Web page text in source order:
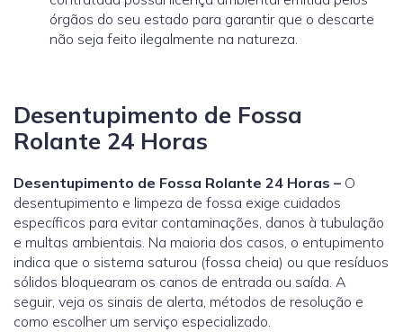
órgãos do seu estado para garantir que o descarte
não seja feito ilegalmente na natureza.
Desentupimento de Fossa
Rolante 24 Horas
Desentupimento de Fossa Rolante 24 Horas – O
desentupimento e limpeza de fossa exige cuidados
específicos para evitar contaminações, danos à tubulação
e multas ambientais. Na maioria dos casos, o entupimento
indica que o sistema saturou (fossa cheia) ou que resíduos
sólidos bloquearam os canos de entrada ou saída. A
seguir, veja os sinais de alerta, métodos de resolução e
como escolher um serviço especializado.